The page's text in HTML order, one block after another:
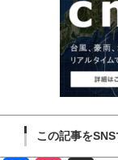
この記事をSNS